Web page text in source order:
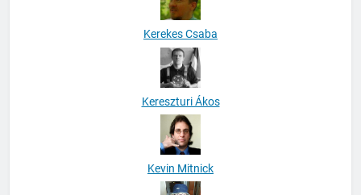
Kerekes Csaba
Kereszturi Ákos
Kevin Mitnick